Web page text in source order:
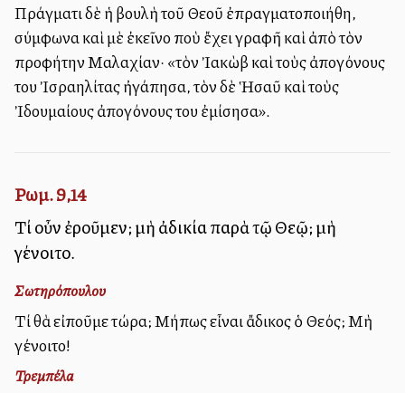
Πράγματι δὲ ἡ βουλὴ τοῦ Θεοῦ ἐπραγματοποιήθη,
σύμφωνα καὶ μὲ ἐκεῖνο ποὺ ἔχει γραφῆ καὶ ἀπὸ τὸν
προφήτην Μαλαχίαν· «τὸν Ἰακὼβ καὶ τοὺς ἀπογόνους
του Ἰσραηλίτας ἠγάπησα, τὸν δὲ Ἡσαῦ καὶ τοὺς
Ἰδουμαίους ἀπογόνους του ἐμίσησα».
Ρωμ. 9,14
Τί οὖν ἐροῦμεν; μὴ ἀδικία παρὰ τῷ Θεῷ; μὴ
γένοιτο.
Σωτηρόπουλου
Τί θὰ εἰποῦμε τώρα; Μήπως εἶναι ἄδικος ὁ Θεός; Μὴ
γένοιτο!
Τρεμπέλα